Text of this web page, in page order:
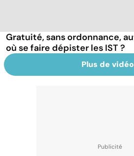
Gratuité, sans ordonnance,
où se faire dépister les IST ?
Plus de